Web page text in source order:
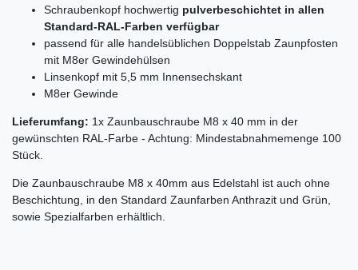
Schraubenkopf hochwertig pulverbeschichtet in allen
Standard-RAL-Farben verfügbar
passend für alle handelsüblichen Doppelstab Zaunpfosten
mit M8er Gewindehülsen
Linsenkopf mit 5,5 mm Innensechskant
M8er Gewinde
Lieferumfang: 1x Zaunbauschraube M8 x 40 mm in der
gewünschten RAL-Farbe - Achtung: Mindestabnahmemenge 100
Stück.
Die Zaunbauschraube M8 x 40mm aus Edelstahl ist auch ohne
Beschichtung, in den Standard Zaunfarben Anthrazit und Grün,
sowie Spezialfarben erhältlich.